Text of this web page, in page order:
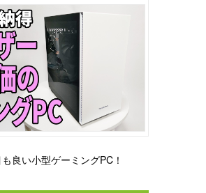
良い小型ゲーミングPC！